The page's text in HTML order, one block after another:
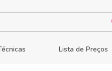
Lista de Preços